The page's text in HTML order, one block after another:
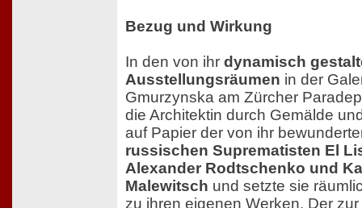
Bezug und Wirkung
In den von ihr dynamisch
Ausstellungsräumen in der
Gmurzynska am Zürcher
die Architektin durch Gemälde
auf Papier der von ihr
russischen Suprematisten El
Alexander Rodtschenko und
Malewitsch und setzte sie
zu ihren eigenen Werken. Der zur